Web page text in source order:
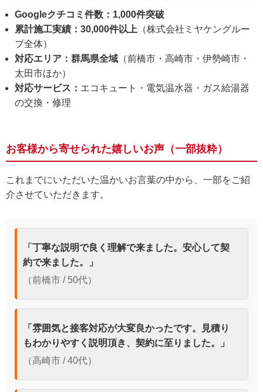
Googleクチコミ件数：1,000件突破
累計施工実績：30,000件以上 （株式会社ミヤケングルー
プ全体）
対応エリア：群馬県全域 （前橋市・高崎市・伊勢崎市・
太田市ほか）
対応サービス： エコキュート・電気温水器・ガス給湯器
の交換・修理
お客様から寄せられた嬉しいお声（一部抜粋）
これまでにいただいた温かいお言葉の中から、一部をご紹
介させていただきます。
「丁寧な説明で良く理解で来ました。安心して契
約で来ました。」
（前橋市 / 50代）
「雰囲気と接客対応が大変良かったです。見積り
もわかりやすく説明頂き、契約に至りました。」
（高崎市 / 40代）